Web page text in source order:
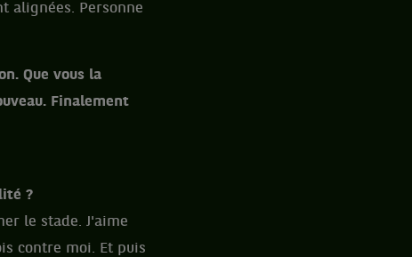
alignées. Personne
Que vous la
Finalement
?
le stade. J'aime
contre moi. Et puis